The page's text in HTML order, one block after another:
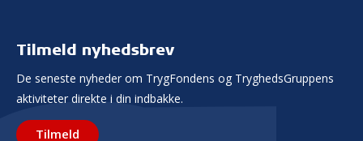
Tilmeld nyhedsbrev
De seneste nyheder om TrygFondens og TryghedsGruppens
aktiviteter direkte i din indbakke.
Tilmeld